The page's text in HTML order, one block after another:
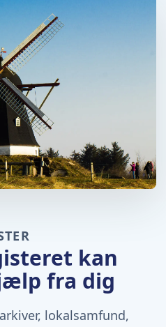
kan
fra dig
lokalsamfund,